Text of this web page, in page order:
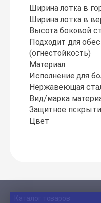
Ширина лотка в
Ширина лотка в
Высота боковой
Подходит для
(огнестойкость)
Материал
Исполнение для
Нержавеющая
Вид/марка
Защитное
Цвет
Каталог товаров